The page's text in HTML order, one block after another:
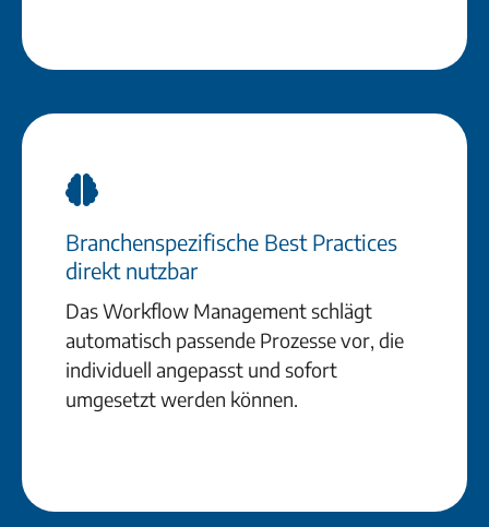
Branchenspezifische Best Practices
direkt nutzbar
Das Workflow Management schlägt
automatisch passende Prozesse vor, die
individuell angepasst und sofort
umgesetzt werden können.